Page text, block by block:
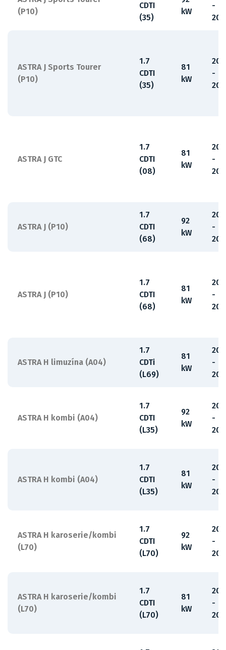
(P10)
CDTI
(35)
kW
-
ASTRA J Sports Tourer
(P10)
1.7
CDTI
(35)
81
kW
-
ASTRA J GTC
1.7
CDTI
(08)
81
kW
-
ASTRA J (P10)
1.7
CDTI
(68)
92
kW
-
ASTRA J (P10)
1.7
CDTI
(68)
81
kW
-
ASTRA H limuzína (A04)
1.7
CDTi
(L69)
81
kW
-
ASTRA H kombi (A04)
1.7
CDTI
(L35)
92
kW
-
ASTRA H kombi (A04)
1.7
CDTI
(L35)
81
kW
-
ASTRA H karoserie/kombi
(L70)
1.7
CDTI
(L70)
92
kW
-
ASTRA H karoserie/kombi
(L70)
1.7
CDTI
(L70)
81
kW
-